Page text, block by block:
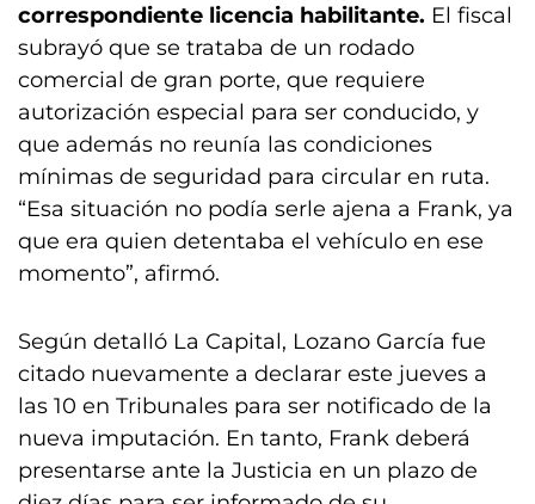
correspondiente licencia habilitante. El fiscal
subrayó que se trataba de un rodado
comercial de gran porte, que requiere
autorización especial para ser conducido, y
que además no reunía las condiciones
mínimas de seguridad para circular en ruta.
“Esa situación no podía serle ajena a Frank, ya
que era quien detentaba el vehículo en ese
momento”, afirmó.
Según detalló La Capital, Lozano García fue
citado nuevamente a declarar este jueves a
las 10 en Tribunales para ser notificado de la
nueva imputación. En tanto, Frank deberá
presentarse ante la Justicia en un plazo de